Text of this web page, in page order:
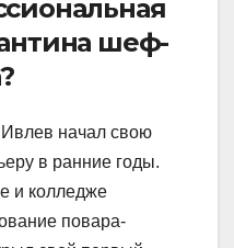
шеф-
начал свою
в ранние годы.
и колледже
повара-